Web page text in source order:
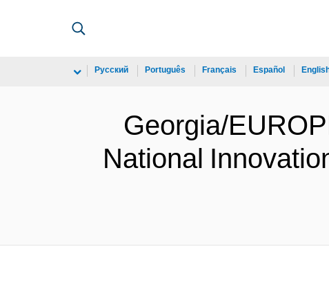
Español
Français
Português
Русский
Georgia/
National